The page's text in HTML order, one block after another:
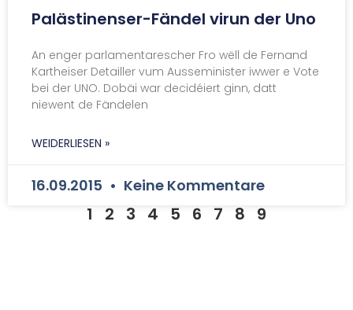
Palästinenser-Fändel virun der Uno
An enger parlamentarescher Fro wëll de Fernand
Kartheiser Detailler vum Ausseminister iwwer e Vote
bei der UNO. Dobäi war decidéiert ginn, datt
niewent de Fändelen
WEIDERLIESEN »
16.09.2015 Keine Kommentare
1 2 3 4 5 6 7 8 9